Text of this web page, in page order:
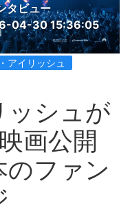
タビュー
04-30 15:36:05
アイリッシュ
ッシュが
画公開
ファン